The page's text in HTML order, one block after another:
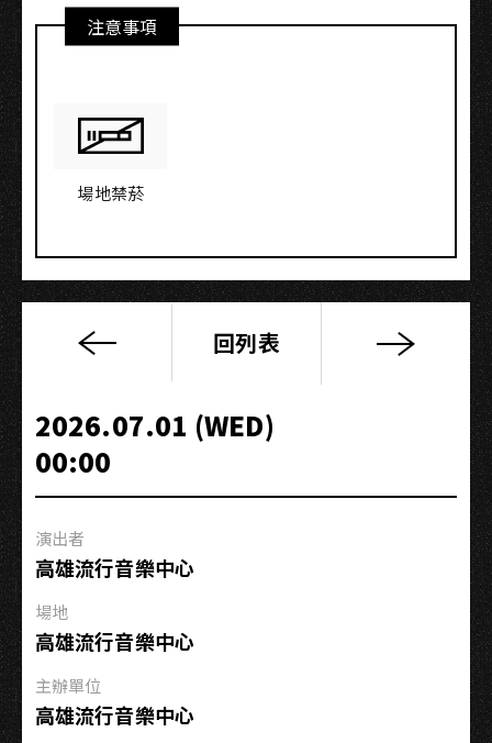
注意事項
場地禁菸
低
悄
話：
劉
＆
培
捷
回列表
2026.07.01 (WED)
00:00
演出者
高雄流行音樂中心
場地
高雄流行音樂中心
主辦單位
高雄流行音樂中心